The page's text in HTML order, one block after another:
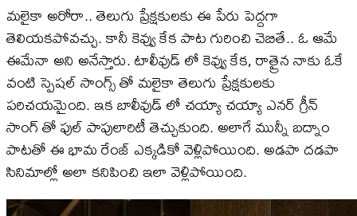
మలైకా అరోరా.. తెలుగు ప్రేక్షకులకు ఈ పేరు పెద్దగా
తెలియకపోవచ్చు. కానీ కెవ్వు కేక పాట గురించి చెబితే.. ఓ ఆమే
ఈమేనా అని అనేస్తారు. టాలీవుడ్ లో కెవ్వు కేక, రాత్రైన నాకు ఓకే
వంటి స్పెషల్ సాంగ్స్ తో మలైకా తెలుగు ప్రేక్షకులకు
పరిచయమైంది. ఇక బాలీవుడ్ లో చయ్యా చయ్యా ఎనర్ గ్రీన్
సాంగ్ తో ఫుల్ పాపులారిటీ తెచ్చుకుంది. అలాగే మున్నీ బద్నాం
పాటతో ఈ భామ రేంజ్ ఎక్కడికో వెళ్లిపోయింది. అడపా దడపా
సినిమాల్లో అలా కనిపించి ఇలా వెళ్లిపోయింది.